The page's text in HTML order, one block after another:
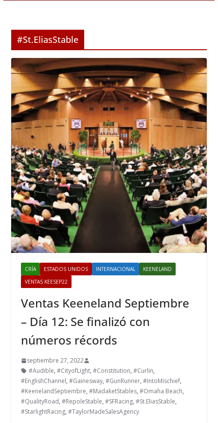
#St.EliasStable
CRÍA ESTADOS UNIDOS INTERNACIONAL
KEENELAND
VENTAS KEESEP22
Ventas Keeneland Septiembre
– Día 12: Se finalizó con
números récords
septiembre 27, 2022
#Audible, #CityofLight, #Constitution, #Curlin,
#EnglishChannel, #Gainesway, #GunRunner, #IntoMischief,
#KeenelandSeptiembre, #MadaketStables, #Omaha Beach,
#QualityRoad, #RepoleStable, #SFRacing, #St.EliasStable,
#StarlightRacing, #TaylorMadeSalesAgency